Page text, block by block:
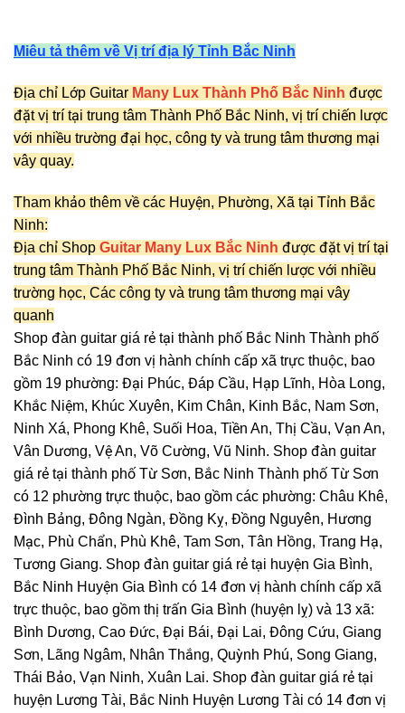
Miêu tả thêm về Vị trí địa lý Tỉnh Bắc Ninh
Địa chỉ Lớp Guitar Many Lux Thành Phố Bắc Ninh được
đặt vị trí tại trung tâm Thành Phố Bắc Ninh, vị trí chiến lược
với nhiều trường đại học, công ty và trung tâm thương mại
vây quay.
Tham khảo thêm về các Huyện, Phường, Xã tại Tỉnh Bắc
Ninh:
Địa chỉ Shop Guitar Many Lux Bắc Ninh được đặt vị trí tại
trung tâm Thành Phố Bắc Ninh, vị trí chiến lược với nhiều
trường học, Các công ty và trung tâm thương mại vây
quanh
Shop đàn guitar giá rẻ tại thành phố Bắc Ninh Thành phố
Bắc Ninh có 19 đơn vị hành chính cấp xã trực thuộc, bao
gồm 19 phường: Đại Phúc, Đáp Cầu, Hạp Lĩnh, Hòa Long,
Khắc Niệm, Khúc Xuyên, Kim Chân, Kinh Bắc, Nam Sơn,
Ninh Xá, Phong Khê, Suối Hoa, Tiền An, Thị Cầu, Vạn An,
Vân Dương, Vệ An, Võ Cường, Vũ Ninh. Shop đàn guitar
giá rẻ tại thành phố Từ Sơn, Bắc Ninh Thành phố Từ Sơn
có 12 phường trực thuộc, bao gồm các phường: Châu Khê,
Đình Bảng, Đông Ngàn, Đồng Kỵ, Đồng Nguyên, Hương
Mạc, Phù Chẩn, Phù Khê, Tam Sơn, Tân Hồng, Trang Hạ,
Tương Giang. Shop đàn guitar giá rẻ tại huyện Gia Bình,
Bắc Ninh Huyện Gia Bình có 14 đơn vị hành chính cấp xã
trực thuộc, bao gồm thị trấn Gia Bình (huyện lỵ) và 13 xã:
Bình Dương, Cao Đức, Đại Bái, Đại Lai, Đông Cứu, Giang
Sơn, Lãng Ngâm, Nhân Thắng, Quỳnh Phú, Song Giang,
Thái Bảo, Vạn Ninh, Xuân Lai. Shop đàn guitar giá rẻ tại
huyện Lương Tài, Bắc Ninh Huyện Lương Tài có 14 đơn vị